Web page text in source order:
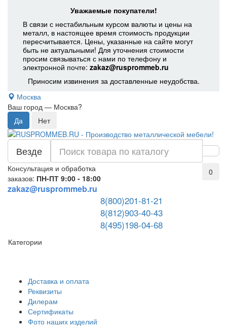
Уважаемые покупатели!
В связи с нестабильным курсом валюты и цены на
металл, в настоящее время стоимость продукции
пересчитывается. Цены, указанные на сайте могут
быть не актуальными! Для уточнения стоимости
просим связываться с нами по телефону и
электронной почте: zakaz@rusprommeb.ru
Приносим извинения за доставленные неудобства.
Москва
Ваш город — Москва?
Везде
Консультация и обработка
заказов: ПН-ПТ 9:00 - 18:00
zakaz@rusprommeb.ru
8(800)201-81-21
8(812)903-40-43
8(495)198-04-68
0
Категории
Доставка и оплата
Реквизиты
Дилерам
Сертификаты
Фото наших изделий